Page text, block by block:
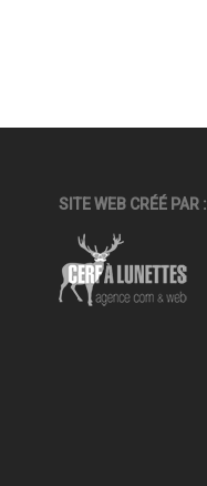
SITE WEB CRÉÉ PAR :